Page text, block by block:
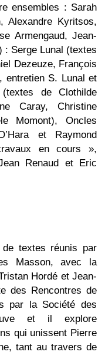
ensembles : Sarah
Alexandre Kyritsos,
Armengaud, Jean-
: Serge Lunal (textes
Dezeuze, François
entretien S. Lunal et
de Clothilde
Caray, Christine
Momont), Oncles
et Raymond
en cours »,
Renaud et Eric
textes réunis par
Masson, avec la
Hordé et Jean-
des Rencontres de
par la Société des
et il explore
qui unissent Pierre
tant au travers de